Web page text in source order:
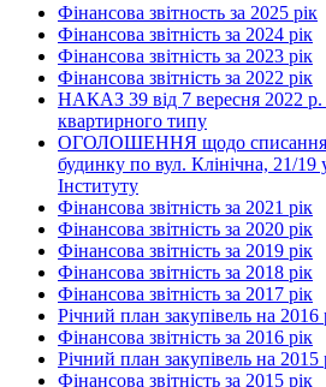
Фінансова звітность за 2025 рік
Фінансова звітність за 2024 рік
Фінансова звітність за 2023 рік
Фінансова звітність за 2022 рік
НАКАЗ 39 від 7 вересня 2022
квартирного типу
ОГОЛОШЕННЯ щодо списання
будинку по вул. Клінічна, 21/19
Інституту
Фінансова звітність за 2021 рік
Фінансова звітність за 2020 рік
Фінансова звітність за 2019 рік
Фінансова звітність за 2018 рік
Фінансова звітність за 2017 рік
Річний план закупівель на 2016
Фінансова звітність за 2016 рік
Річний план закупівель на 2015
Фінансова звітність за 2015 рік